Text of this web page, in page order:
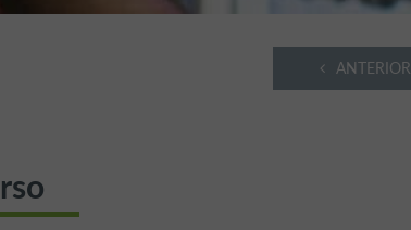
ANTERIOR